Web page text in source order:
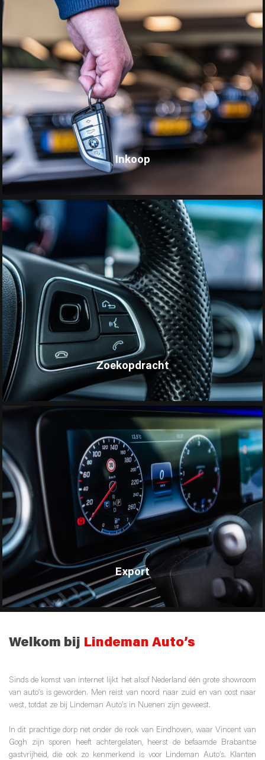
Inkoop
Zoekopdracht
Export
Welkom bij Lindeman Auto’s
Sinds de komst van internet lijkt het alsof Nederland één grote showroom
van auto’s is geworden. Men reist van noord naar zuid en van oost naar
west, totdat ze bij Lindeman Auto’s in Nuenen zijn geweest.
In dit prachtige dorp net onder de rook van Eindhoven, waar Vincent van
Gogh zijn sporen heeft achtergelaten, heerst de befaamde Brabantse
gastvrijheid, die ook zo kenmerkend is voor Lindeman Auto’s. Klanten